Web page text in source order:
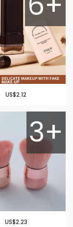
US$2.12
3+
US$2.23